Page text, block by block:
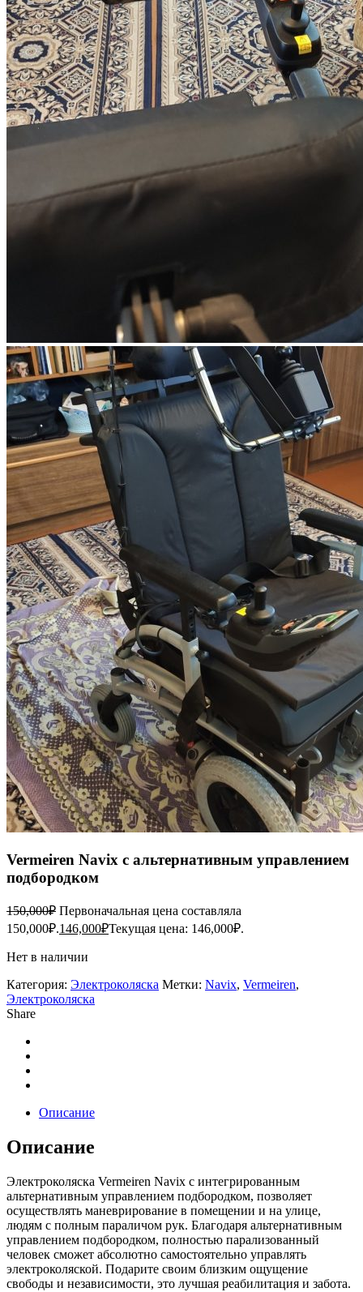
Vermeiren Navix с альтернативным управлением
подбородком
150,000₽ Первоначальная цена составляла
150,000₽.146,000₽Текущая цена: 146,000₽.
Нет в наличии
Категория: Электроколяска Метки: Navix, Vermeiren,
Электроколяска
Share
Описание
Описание
Электроколяска Vermeiren Navix с интегрированным
альтернативным управлением подбородком, позволяет
осуществлять маневрирование в помещении и на улице,
людям с полным параличом рук. Благодаря альтернативным
управлением подбородком, полностью парализованный
человек сможет абсолютно самостоятельно управлять
электроколяской. Подарите своим близким ощущение
свободы и независимости, это лучшая реабилитация и забота.